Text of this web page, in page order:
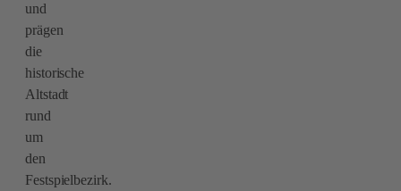
und
prägen
die
historische
Altstadt
rund
um
den
Festspielbezirk.